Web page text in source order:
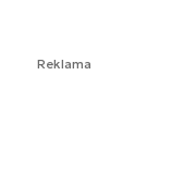
Reklama